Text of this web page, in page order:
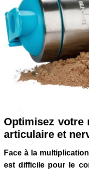
Optimisez votre
articulaire et
Face à la
est difficile pour le